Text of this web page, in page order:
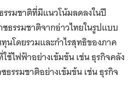
รรมชาติที่มีแนวโน้มลดลงในปี
ธรรมชาติจากอ่าวไทยในรูปแบบ
โดยรวมและกำไรสุทธิของภาค
ช้ไฟฟ้าอย่างเข้มข้น เช่น ธุรกิจคลัง
ธรรมชาติอย่างเข้มข้น เช่น ธุรกิจ